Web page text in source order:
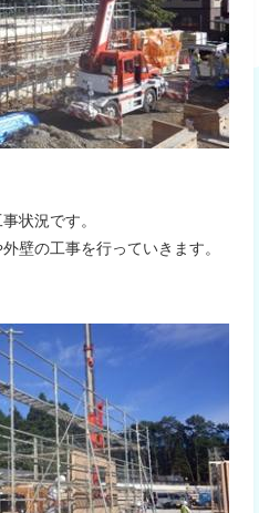
状況です。
の工事を行っていきます。